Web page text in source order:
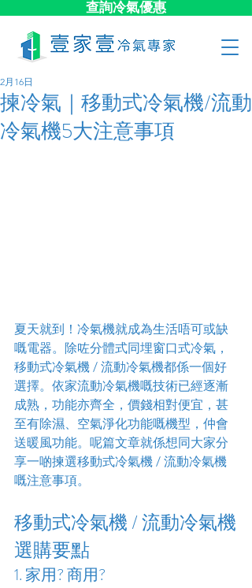
查詢冷氣優惠
揀冷氣｜移動式冷氣機/流動
冷氣機5大注意事項
2月16日
夏天就到！冷氣機就成為生活唔可或缺
嘅電器。除咗分體式同埋窗口式冷氣，
移動式冷氣機 / 流動冷氣機都係一個好
選擇。依家流動冷氣機嘅技術已經逐漸
成熟，功能亦齊全，價錢相對便宜，甚
至有除濕、空氣淨化功能嘅機型，仲會
送暖風功能。呢篇文章就係想同大家分
享一啲揀選移動式冷氣機 / 流動冷氣機
嘅注意事項。
移動式冷氣機 / 流動冷氣機
選購要點
1. 家用? 商用?